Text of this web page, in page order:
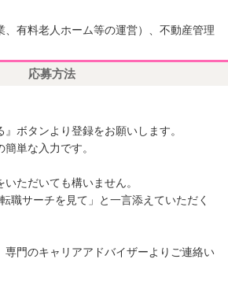
、有料老人ホーム等の運営）、不動産管理
応募方法
ボタンより登録をお願いします。
単な入力です。
ただいても構いません。
職サーチを見て」と一言添えていただく
専門のキャリアアドバイザーよりご連絡い